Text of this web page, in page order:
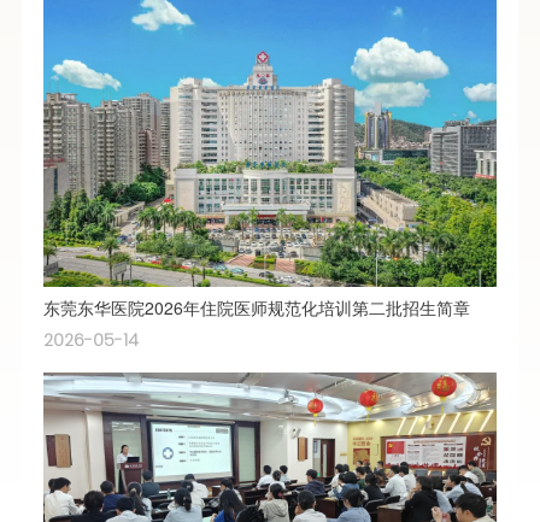
东莞东华医院2026年住院医师规范化培训第二批招生简章
2026-05-14